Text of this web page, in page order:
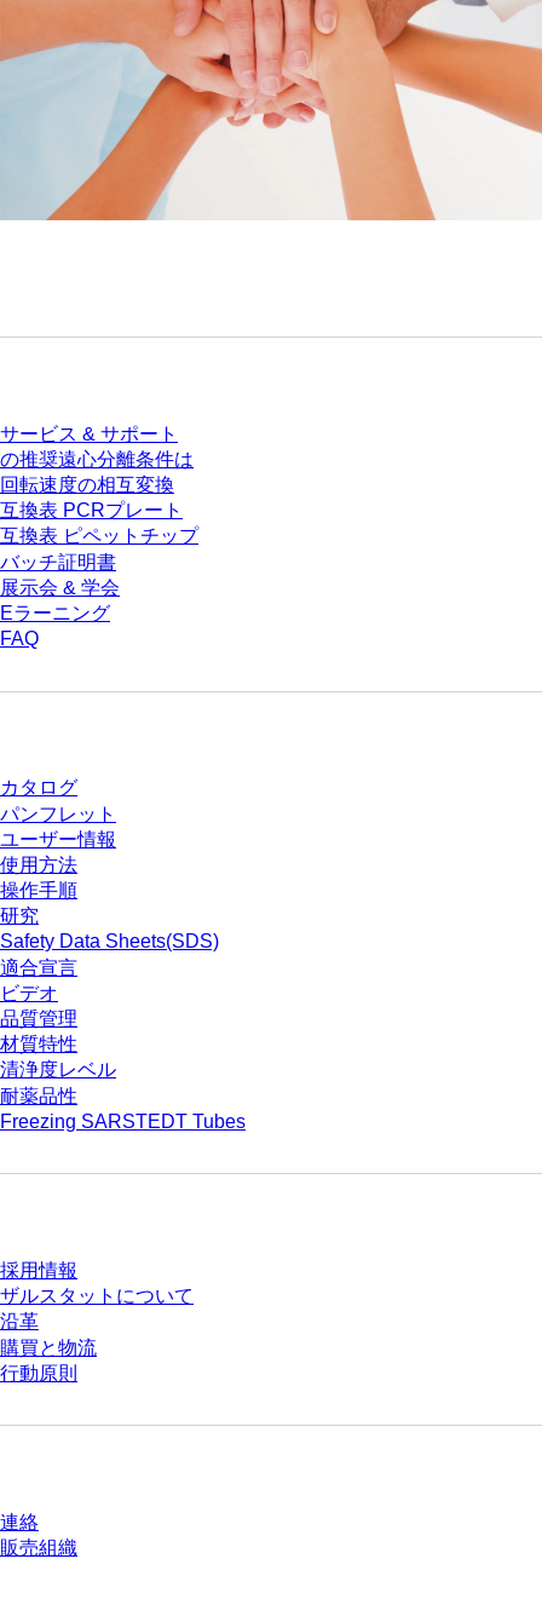
サービス & サポート
の推奨遠心分離条件は
回転速度の相互変換
互換表 PCRプレート
互換表 ピペットチップ
バッチ証明書
展示会 & 学会
Eラーニング
FAQ
カタログ
パンフレット
ユーザー情報
使用方法
操作手順
研究
Safety Data Sheets(SDS)
適合宣言
ビデオ
品質管理
材質特性
清浄度レベル
耐薬品性
Freezing SARSTEDT Tubes
採用情報
ザルスタットについて
沿革
購買と物流
行動原則
連絡
販売組織